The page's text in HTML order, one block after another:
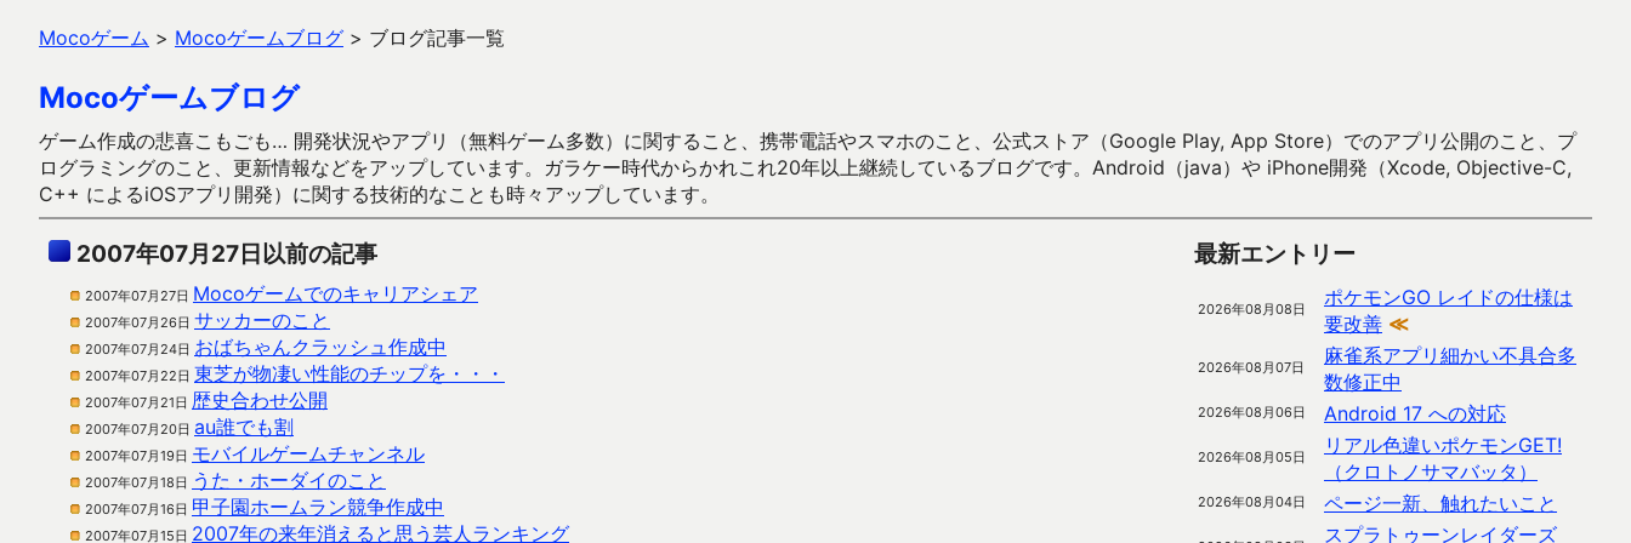
Mocoゲーム > Mocoゲームブログ > ブログ記事一覧
Mocoゲームブログ
ゲーム作成の悲喜こもごも… 開発状況やアプリ（無料ゲーム多数）に関すること、携帯電話やスマホのこと、公式ストア（Google Play, App Store）でのアプリ公開のこと、プ
ログラミングのこと、更新情報などをアップしています。ガラケー時代からかれこれ20年以上継続しているブログです。Android（java）や iPhone開発（Xcode, Objective-C,
C++ によるiOSアプリ開発）に関する技術的なことも時々アップしています。
2007年07月27日以前の記事
2007年07月27日 Mocoゲームでのキャリアシェア
2007年07月26日 サッカーのこと
2007年07月24日 おばちゃんクラッシュ作成中
2007年07月22日 東芝が物凄い性能のチップを・・・
2007年07月21日 歴史合わせ公開
2007年07月20日 au誰でも割
2007年07月19日 モバイルゲームチャンネル
2007年07月18日 うた・ホーダイのこと
2007年07月16日 甲子園ホームラン競争作成中
2007年07月15日 2007年の来年消えると思う芸人ランキング
最新エントリー
2026年08月08日
ポケモンGO レイドの仕様は
要改善 ≪
2026年08月07日
麻雀系アプリ細かい不具合多
数修正中
2026年08月06日 Android 17 への対応
2026年08月05日
リアル色違いポケモンGET!
（クロトノサマバッタ）
2026年08月04日 ページ一新、触れたいこと
スプラトゥーンレイダーズ